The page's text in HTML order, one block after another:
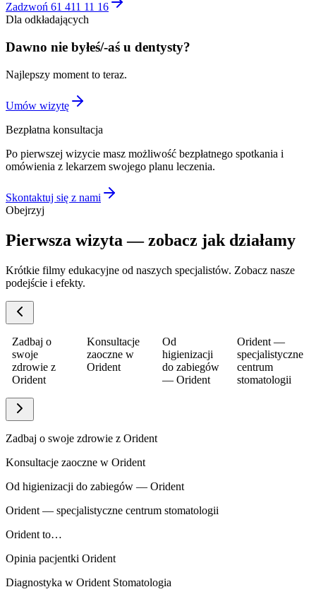
Zadzwoń 61 411 11 16
Dla odkładających
Dawno nie byłeś/-aś u dentysty?
Najlepszy moment to teraz.
Umów wizytę
Bezpłatna konsultacja
Po pierwszej wizycie masz możliwość bezpłatnego spotkania i
omówienia z lekarzem swojego planu leczenia.
Skontaktuj się z nami
Obejrzyj
Pierwsza wizyta — zobacz jak działamy
Krótkie filmy edukacyjne od naszych specjalistów. Zobacz nasze
podejście i efekty.
Zadbaj o
swoje
zdrowie z
Orident
Konsultacje
zaoczne w
Orident
Od
higienizacji
do zabiegów
— Orident
Orident —
specjalistyczne
centrum
stomatologii
Zadbaj o swoje zdrowie z Orident
Konsultacje zaoczne w Orident
Od higienizacji do zabiegów — Orident
Orident — specjalistyczne centrum stomatologii
Orident to…
Opinia pacjentki Orident
Diagnostyka w Orident Stomatologia